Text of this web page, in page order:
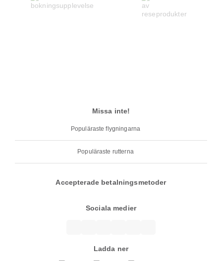
Missa inte!
Populäraste flygningarna
Populäraste rutterna
Accepterade betalningsmetoder
Sociala medier
Ladda ner